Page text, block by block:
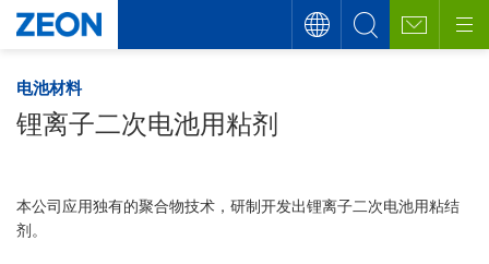
电池材料
锂离子二次电池用粘剂
本公司应用独有的聚合物技术，研制开发出锂离子二次电池用粘结
剂。